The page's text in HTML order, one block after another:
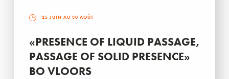
25 JUIN AU 30 AOÛT
«PRESENCE OF LIQUID PASSAGE,
PASSAGE OF SOLID PRESENCE»
BO VLOORS